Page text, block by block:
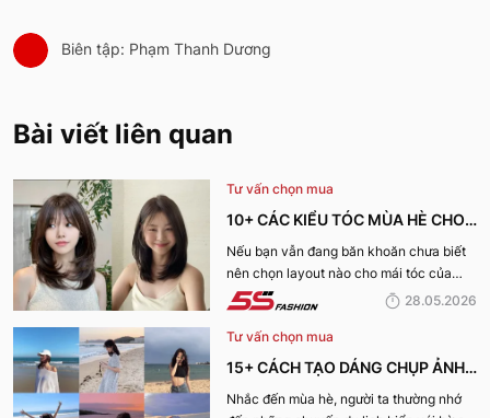
Biên tập: Phạm Thanh Dương
Bài viết liên quan
Tư vấn chọn mua
10+ CÁC KIỂU TÓC MÙA HÈ CHO
NỮ CỰC XINH, THU HÚT NHẤT
2026
Nếu bạn vẫn đang băn khoăn chưa biết
nên chọn layout nào cho mái tóc của
mình, hãy cùng 5S Fashion khám phá
nữ cực xinh và dẫn đầu xu hướng năm
2026 dưới đây nhé!
28.05.2026
Tư vấn chọn mua
15+ CÁCH TẠO DÁNG CHỤP ẢNH
ĐI BIỂN XINH LUNG LINH CHO CHỊ
Nhắc đến mùa hè, người ta thường nhớ